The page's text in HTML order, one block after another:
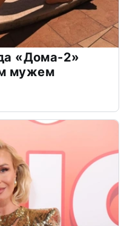
«Дома-2»
мужем